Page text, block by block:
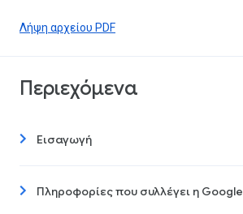
Λήψη αρχείου PDF
Περιεχόμενα
Εισαγωγή
Πληροφορίες που συλλέγει η Google